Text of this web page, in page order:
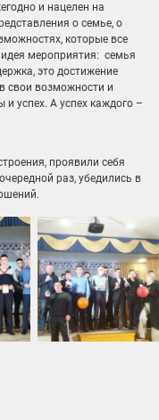
и нацелен на
о семье, о
которые все
мероприятия: семья
это достижение
свои возможности и
и успех. А успех каждого –
проявили себя
раз, убедились в